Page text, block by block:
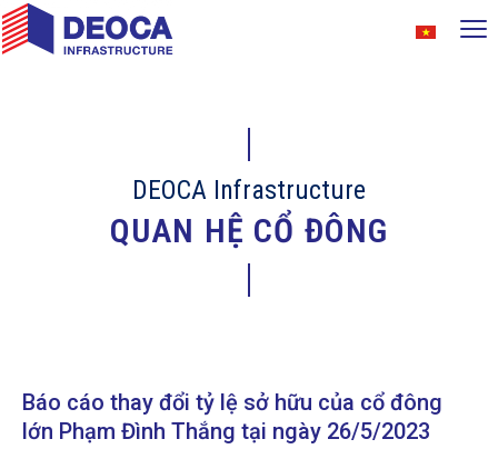
DEOCA Infrastructure
QUAN HỆ CỔ ĐÔNG
Báo cáo thay đổi tỷ lệ sở hữu của cổ đông
lớn Phạm Đình Thắng tại ngày 26/5/2023